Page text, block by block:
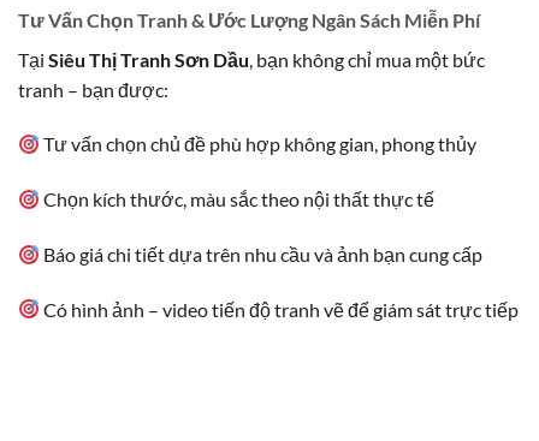
Tư Vấn Chọn Tranh & Ước Lượng Ngân Sách Miễn Phí
Tại Siêu Thị Tranh Sơn Dầu , bạn không chỉ mua một bức
tranh – bạn được:
Tư vấn chọn chủ đề phù hợp không gian, phong thủy
Chọn kích thước, màu sắc theo nội thất thực tế
Báo giá chi tiết dựa trên nhu cầu và ảnh bạn cung cấp
Có hình ảnh – video tiến độ tranh vẽ để giám sát trực tiếp